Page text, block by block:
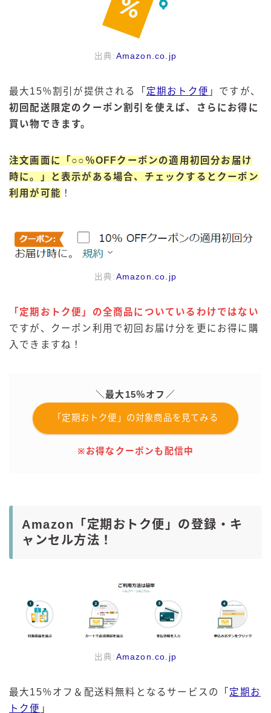
出典: Amazon.co.jp
最大15％割引が提供される「 定期おトク便 」ですが、
初回配送限定のクーポン割引を使えば、さらにお得に
買い物できます。
注文画面に「○○％OFFクーポンの適用初回分お届け
時に。」と表示がある場合、チェックするとクーポン
利用が可能 ！
出典: Amazon.co.jp
「定期おトク便」の全商品についているわけではない
ですが、クーポン利用で初回お届け分を更にお得に購
入できますね！
＼最大15％オフ／
「定期おトク便」の対象商品を見てみる
※お得なクーポンも配信中
Amazon「定期おトク便」の登録・キ
ャンセル方法！
出典: Amazon.co.jp
最大15％オフ＆配送料無料となるサービスの「 定期お
トク便 」